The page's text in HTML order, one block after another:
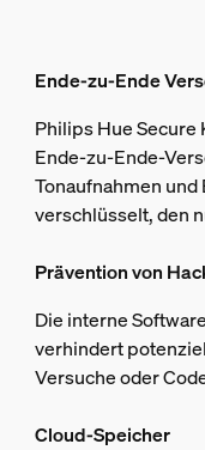
Ende-zu-Ende
Philips Hue Secure
Ende-zu-Ende-
Tonaufnahmen
verschlüsselt, den
Prävention von
Die interne
verhindert
Versuche oder
Cloud-Speicher